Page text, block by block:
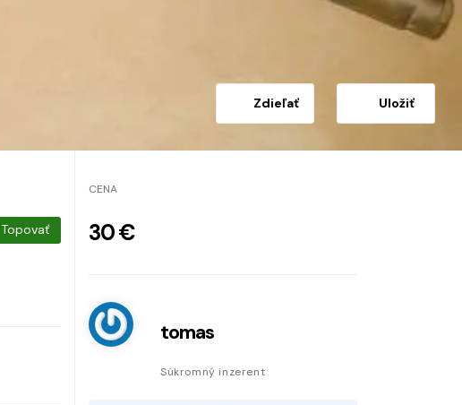
Zdieľať Uložiť
Topovať
CENA
30 €
tomas
Súkromný inzerent